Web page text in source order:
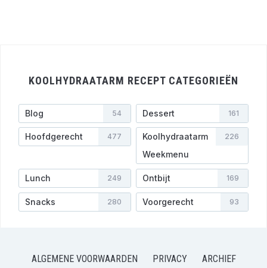
KOOLHYDRAATARM RECEPT CATEGORIEËN
Blog 54 Dessert 161
Hoofdgerecht 477
Koolhydraatarm
Weekmenu
226
Lunch 249 Ontbijt 169
Snacks 280 Voorgerecht 93
ALGEMENE VOORWAARDEN PRIVACY ARCHIEF